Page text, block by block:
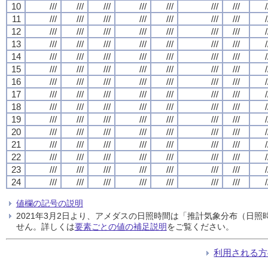
10
/// /// /// /// /// /// ///
11
/// /// /// /// /// /// ///
12
/// /// /// /// /// /// ///
13
/// /// /// /// /// /// ///
14
/// /// /// /// /// /// ///
15
/// /// /// /// /// /// ///
16
/// /// /// /// /// /// ///
17
/// /// /// /// /// /// ///
18
/// /// /// /// /// /// ///
19
/// /// /// /// /// /// ///
20
/// /// /// /// /// /// ///
21
/// /// /// /// /// /// ///
22
/// /// /// /// /// /// ///
23
/// /// /// /// /// /// ///
24
/// /// /// /// /// /// ///
値欄の記号の説明
2021年3月2日より、アメダスの日照時間は「推計気象分布（日
せん。詳しくは要素ごとの値の補足説明をご覧ください。
利用される